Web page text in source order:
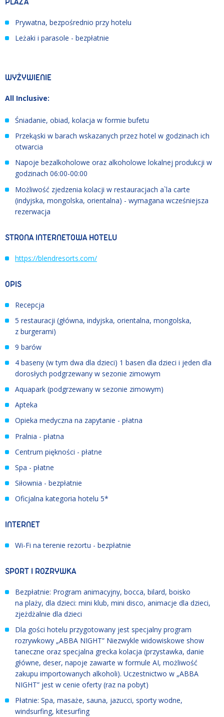
Prywatna, bezpośrednio przy hotelu
Leżaki i parasole - bezpłatnie
WYŻYWIENIE
All Inclusive:
Śniadanie, obiad, kolacja w formie bufetu
Przekąski w barach wskazanych przez hotel w godzinach ich
otwarcia
Napoje bezalkoholowe oraz alkoholowe lokalnej produkcji w
godzinach 06:00-00:00
Możliwość zjedzenia kolacji w restauracjach a`la carte
(indyjska, mongolska, orientalna) - wymagana wcześniejsza
rezerwacja
STRONA INTERNETOWA HOTELU
https://blendresorts.com/
OPIS
Recepcja
5 restauracji (główna, indyjska, orientalna, mongolska,
z burgerami)
9 barów
4 baseny (w tym dwa dla dzieci) 1 basen dla dzieci i jeden dla
dorosłych podgrzewany w sezonie zimowym
Aquapark (podgrzewany w sezonie zimowym)
Apteka
Opieka medyczna na zapytanie - płatna
Pralnia - płatna
Centrum piękności - płatne
Spa - płatne
Siłownia - bezpłatnie
Oficjalna kategoria hotelu 5*
INTERNET
Wi-Fi na terenie rezortu - bezpłatnie
SPORT I ROZRYWKA
Bezpłatnie: Program animacyjny, bocca, bilard, boisko
na plaży, dla dzieci: mini klub, mini disco, animacje dla dzieci,
zjeżdżalnie dla dzieci
Dla gości hotelu przygotowany jest specjalny program
rozrywkowy „ABBA NIGHT” Niezwykle widowiskowe show
taneczne oraz specjalna grecka kolacja (przystawka, danie
główne, deser, napoje zawarte w formule AI, możliwość
zakupu importowanych alkoholi). Uczestnictwo w „ABBA
NIGHT” jest w cenie oferty (raz na pobyt)
Płatnie: Spa, masaże, sauna, jazucci, sporty wodne,
windsurfing, kitesurfing